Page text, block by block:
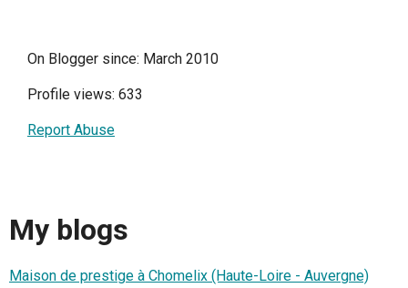
On Blogger since: March 2010
Profile views: 633
Report Abuse
My blogs
Maison de prestige à Chomelix (Haute-Loire - Auvergne)